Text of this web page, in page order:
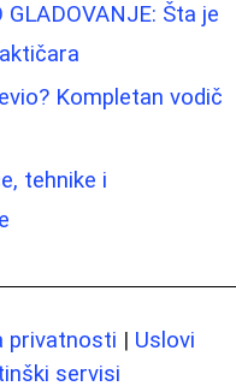
GLADOVANJE: Šta je
Kompletan vodič
tehnike i
privatnosti | Uslovi
servisi